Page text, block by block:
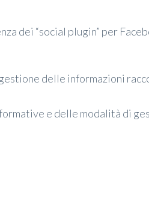
dei “social plugin” per
delle informazioni
e delle modalità di